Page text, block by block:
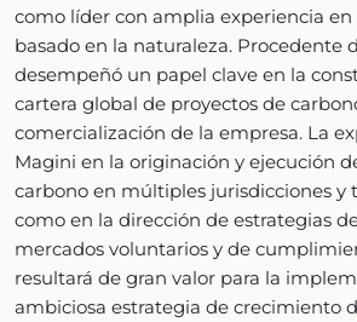
como líder con amplia experiencia
basado en la naturaleza. Procedente
desempeñó un papel clave en la
cartera global de proyectos de
comercialización de la empresa. La
Magini en la originación y ejecución
carbono en múltiples jurisdicciones y
como en la dirección de estrategias
mercados voluntarios y de
resultará de gran valor para la
ambiciosa estrategia de crecimiento